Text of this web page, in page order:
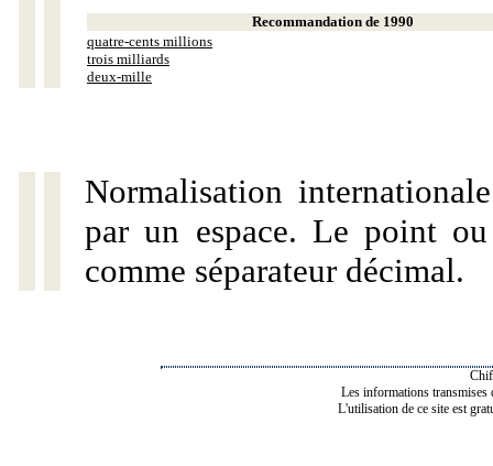
Recommandation de 1990
quatre-cents millions
trois milliards
deux-mille
Normalisation
par un espace. Le point
comme séparateur décimal.
Les informations transmises
L'utilisation de ce site est